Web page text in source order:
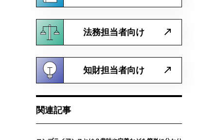
法務担当者向け
知財担当者向け
関連記事